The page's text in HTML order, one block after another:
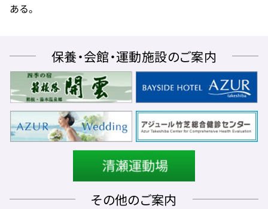
ある。
保養・会館・運動施設のご案内
その他のご案内